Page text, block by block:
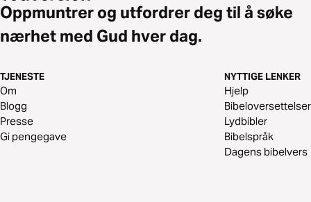
Oppmuntrer og utfordrer deg til å søke
nærhet med Gud hver dag.
TJENESTE
Om
Blogg
Presse
Gi pengegave
NYTTIGE LENKER
Hjelp
Bibeloversettelser
Lydbibler
Bibelspråk
Dagens bibelvers